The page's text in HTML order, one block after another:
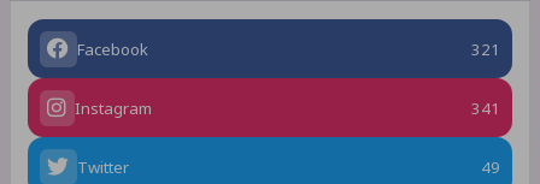
Facebook 321
Instagram 341
Twitter 49